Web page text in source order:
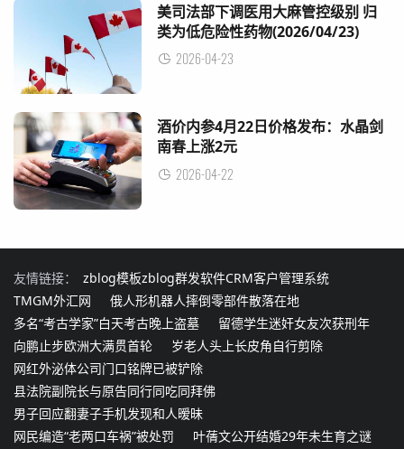
美司法部下调医用大麻管控级别 归
类为低危险性药物(2026/04/23)
2026-04-23
酒价内参4月22日价格发布：水晶剑
南春上涨2元
2026-04-22
友情链接： zblog模板zblog群发软件CRM客户管理系统
TMGM外汇网
俄人形机器人摔倒零部件散落在地
多名“考古学家”白天考古晚上盗墓
留德学生迷奸女友次获刑年
向鹏止步欧洲大满贯首轮
岁老人头上长皮角自行剪除
网红外泌体公司门口铭牌已被铲除
县法院副院长与原告同行同吃同拜佛
男子回应翻妻子手机发现和人暧昧
网民编造“老两口车祸”被处罚
叶蒨文公开结婚29年未生育之谜